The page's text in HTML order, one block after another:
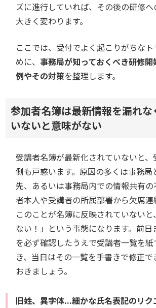
ズに進行していれば、その後の研修
大きく変わります。
ここでは、受付でよく起こりがちな
めに、事務局が知っておくべき研修
例やその対策を整理します。
参加者名簿は最新情報を漏れな
いないと意味がない
受講者名簿が最新化されていないと
側も戸惑います。原因の多くは事務局
先、あるいは事務局内での情報共有
者本人や受講者の所属部署から欠席連
このことが名簿に反映されていない
ない！」という事態になります。前日
を必ず確認したうえで受講者一覧を
き、当日はその一覧を手書きで修正
おきましょう。
旧姓、異字体...細かな氏名表記のリク